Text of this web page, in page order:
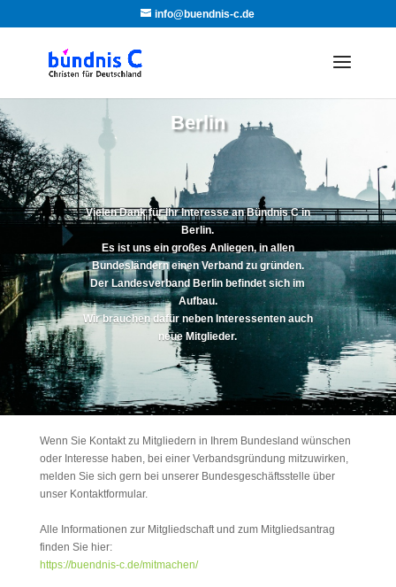
info@buendnis-c.de
Berlin
Vielen Dank für Ihr Interesse an Bündnis C in
Berlin.
Es ist uns ein großes Anliegen, in allen
Bundesländern einen Verband zu gründen.
Der Landesverband Berlin befindet sich im
Aufbau.
Wir brauchen dafür neben Interessenten auch
neue Mitglieder.
Wenn Sie Kontakt zu Mitgliedern in Ihrem Bundesland wünschen
oder Interesse haben, bei einer Verbandsgründung mitzuwirken,
melden Sie sich gern bei unserer Bundesgeschäftsstelle über
unser Kontaktformular.
Alle Informationen zur Mitgliedschaft und zum Mitgliedsantrag
finden Sie hier:
https://buendnis-c.de/mitmachen/